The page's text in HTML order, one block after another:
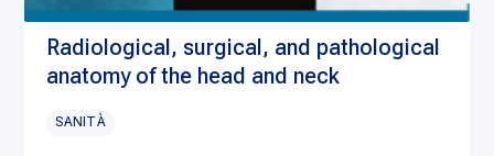
Radiological, surgical, and pathological
anatomy of the head and neck
SANITÀ